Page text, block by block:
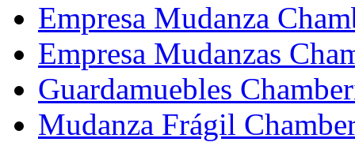
Empresa Mudanza
Empresa Mudanzas
Guardamuebles
Mudanza Frágil